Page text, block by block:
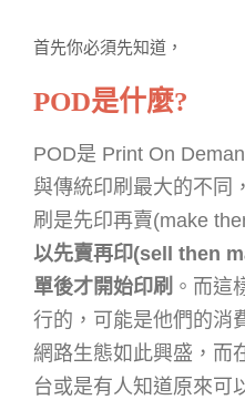
首先你必須先知道，
POD是什麼?
POD是 Print On
與傳統印刷最大的不同
刷是先印再賣(make
以先賣再印(sell then
單後才開始印刷 。而這
行的，可能是他們的消
網路生態如此興盛，而
台或是有人知道原來可